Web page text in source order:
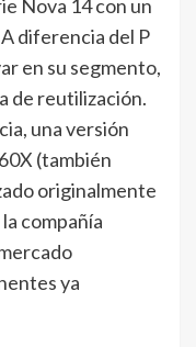
Nova 14 con un
diferencia del P
en su segmento,
de reutilización.
una versión
(también
originalmente
compañía
ya